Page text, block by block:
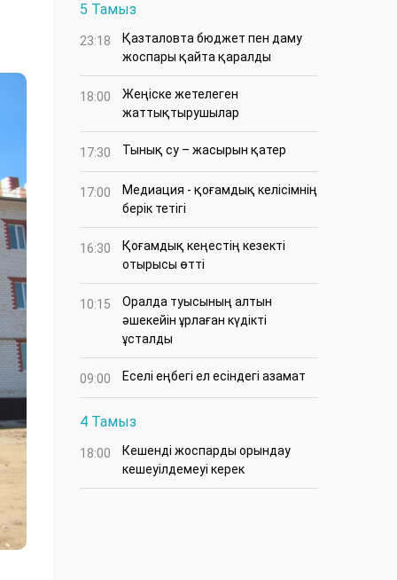
5 Тамыз
23:18
Қазталовта бюджет пен даму
жоспары қайта қаралды
18:00
Жеңіске жетелеген
жаттықтырушылар
17:30 Тынық су – жасырын қатер
17:00
Медиация - қоғамдық келісімнің
берік тетігі
16:30
Қоғамдық кеңестің кезекті
отырысы өтті
10:15
Оралда туысының алтын
әшекейін ұрлаған күдікті
ұсталды
09:00 Еселі еңбегі ел есіндегі азамат
4 Тамыз
18:00
Кешенді жоспарды орындау
кешеуілдемеуі керек